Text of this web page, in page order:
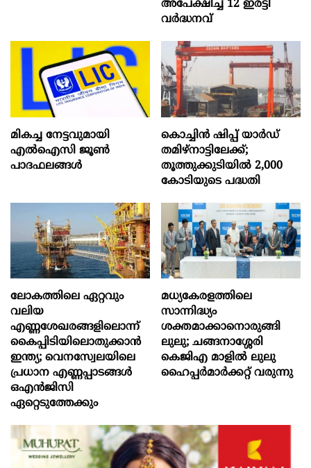
അപേക്ഷിച്ച് 12 ഇരട്ടി
വർദ്ധനവ്
മികച്ച നേട്ടവുമായി
എൽഐസി ജൂൺ
പാദഫലങ്ങൾ
കൊച്ചിന്‍ ഷിപ്പ് യാർഡ്
തമിഴ്നാട്ടിലേക്ക്;
തൂത്തുക്കുടിയിൽ 2,000
കോടിയുടെ പദ്ധതി
ലോകത്തിലെ ഏറ്റവും
വലിയ
എണ്ണശേഖരങ്ങളിലൊന്ന്
കൈപ്പിടിയിലൊതുക്കാന്‍
ഇന്ത്യ; വെനസ്വേലയിലെ
പ്രധാന എണ്ണപ്പാടങ്ങള്‍
ഒഎന്‍ജിസി
ഏറ്റെടുത്തേക്കും
മധ്യകേരളത്തിലെ
സാന്നിദ്ധ്യം
ശക്തമാക്കാനൊരുങ്ങി
ലുലു; ചങ്ങനാശ്ശേരി
കെജിഎ മാളിൽ ലുലു
ഹൈപ്പർമാർക്കറ്റ് വരുന്നു